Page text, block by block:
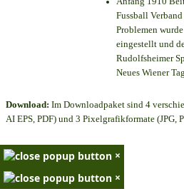
Fussball
Problemen
eingestellt und
Rudolfsheimer
Neues Wiener
Download: Im Downloadpaket sind 4
AI EPS, PDF) und 3 Pixelgrafikformate (JPG,
×
×